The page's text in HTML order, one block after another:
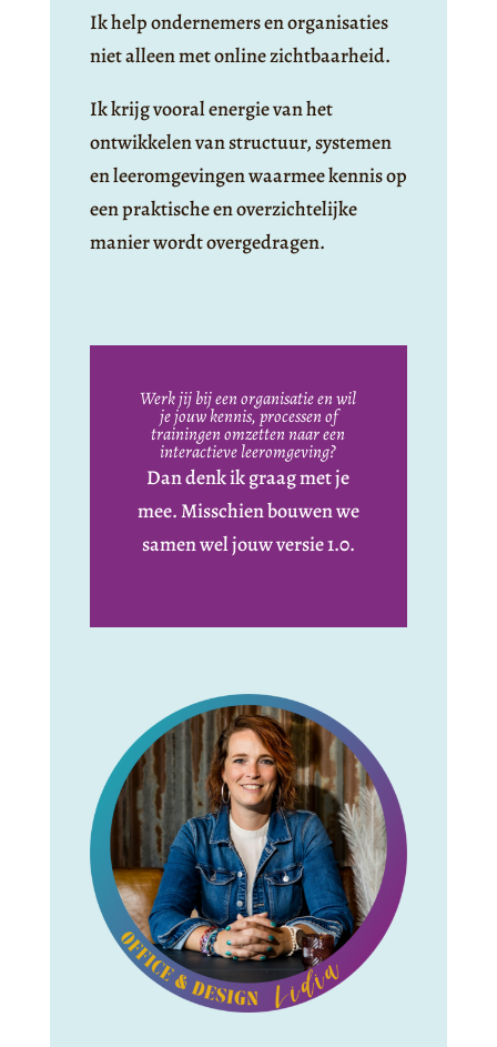
Ik help ondernemers en organisaties
niet alleen met online zichtbaarheid.
Ik krijg vooral energie van het
ontwikkelen van structuur, systemen
en leeromgevingen waarmee kennis op
een praktische en overzichtelijke
manier wordt overgedragen.
Werk jij bij een organisatie en wil
je jouw kennis, processen of
trainingen omzetten naar een
interactieve leeromgeving?
Dan denk ik graag met je
mee. Misschien bouwen we
samen wel jouw versie 1.0.